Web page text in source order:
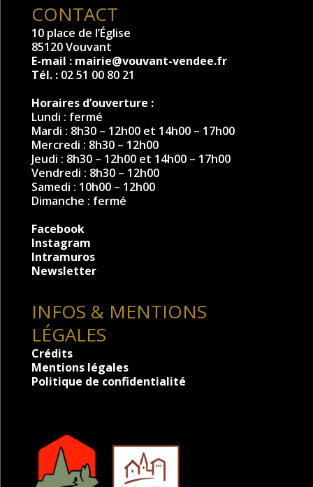
CONTACT
10 place de l’Église
85120 Vouvant
E-mail : mairie@vouvant-vendee.fr
Tél. : 02 51 00 80 21
Horaires d’ouverture :
Lundi : fermé
Mardi : 8h30 – 12h00 et 14h00 – 17h00
Mercredi : 8h30 – 12h00
Jeudi : 8h30 – 12h00 et 14h00 – 17h00
Vendredi : 8h30 – 12h00
Samedi : 10h00 – 12h00
Dimanche : fermé
Facebook
Instagram
Intramuros
Newsletter
INFOS & MENTIONS
LÉGALES
Crédits
Mentions légales
Politique de confidentialité